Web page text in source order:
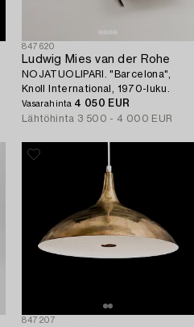
847620
Ludwig Mies van der Rohe
NOJATUOLIPARI. "Barcelona",
Knoll International, 1970-luku.
Vasarahinta 4 050 EUR
Lähtöhinta 3 500 - 4 000 EUR
847207